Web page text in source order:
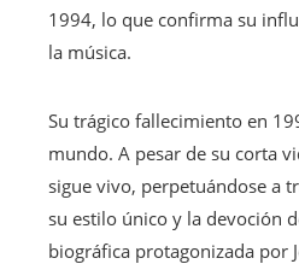
1994, lo que confirma su
la música.
Su trágico fallecimiento en
mundo. A pesar de su corta
sigue vivo, perpetuándose a
su estilo único y la devoción
biográfica protagonizada por